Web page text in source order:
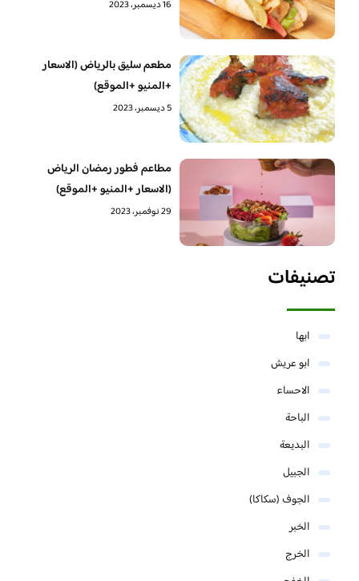
16 ديسمبر، 2023
مطعم سليق بالرياض (الاسعار
+المنيو +الموقع)
5 ديسمبر، 2023
مطاعم فطور رمضان الرياض
(الاسعار +المنيو +الموقع)
29 نوفمبر، 2023
تصنيفات
ابها
ابو عريش
الاحساء
الباحة
البديعة
الجبيل
الجوف (سكاكا)
الخبر
الخرج